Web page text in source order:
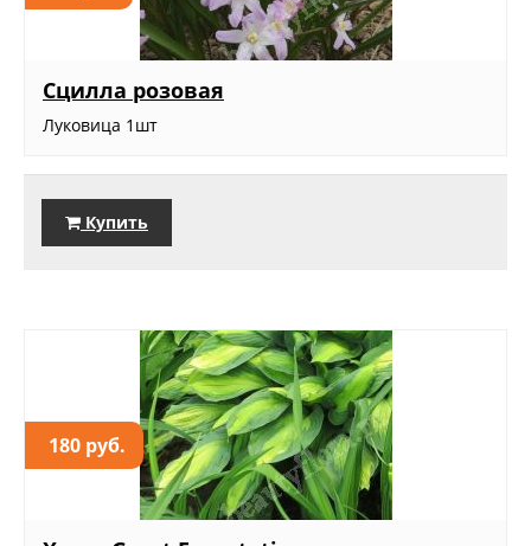
Сцилла розовая
Луковица 1шт
Купить
180 руб.